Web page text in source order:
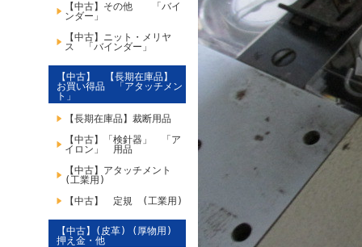
【中古】その他 「バイ
ンダー」
【中古】ニット・メリヤ
ス 「バインダー」
【中古】 【長期在庫品】
お買い得品 「アタッチメン
ト」
【長期在庫品】裁断用品
【中古】「検針器」 「ア
イロン」 用品
【中古】アタッチメント
(工業用)
【中古】 定規 (工業用)
【中古】(皮革) (厚物用)
押え金・他